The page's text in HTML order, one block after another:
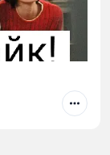
главное —